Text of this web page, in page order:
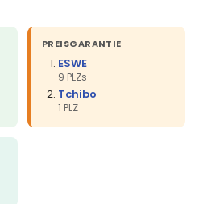
PREISGARANTIE
ESWE
9 PLZs
Tchibo
1 PLZ